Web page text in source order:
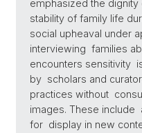
emphasized the
stability of family life
social upheaval under
interviewing families
encounters sensitivity
by scholars and
practices without
images. These include
for display in new